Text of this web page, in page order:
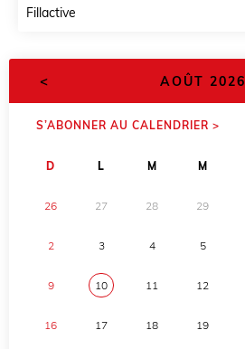
Fillactive
< AOÛT 2026
S’ABONNER AU CALENDRIER >
D L M M
26 27 28 29
2 3 4 5
9 10 11 12
16 17 18 19